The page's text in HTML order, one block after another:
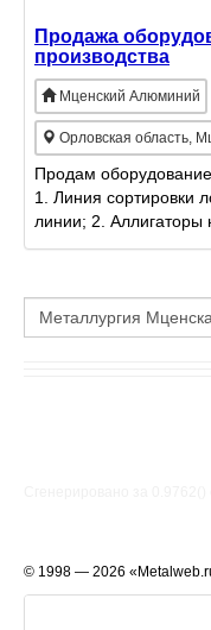
Продажа
производства
Мценский Алюминий
Орловская область,
Продам
1. Линия сортировки
линии; 2. Аллигаторы
мерного материала;
© 1998 — 2026